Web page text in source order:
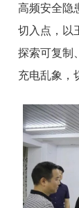
高频安全隐
切入点，以
探索可复制
充电乱象，